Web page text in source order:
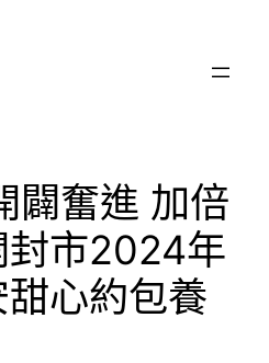
闢奮進 加倍
市2024年
心約包養